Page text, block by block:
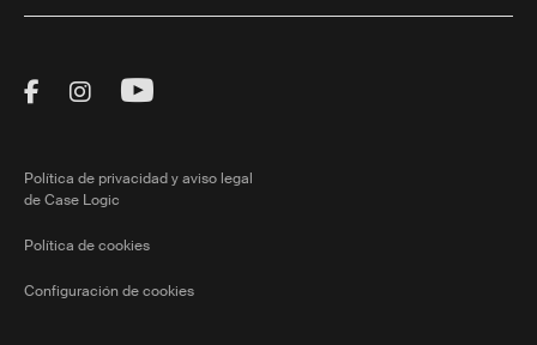
Visit Thule on Facebook (external link)
Visit Thule on Instagram (external link)
Visit Thule on Youtube (external
Política de privacidad y aviso legal
de Case Logic
Política de cookies
Configuración de cookies